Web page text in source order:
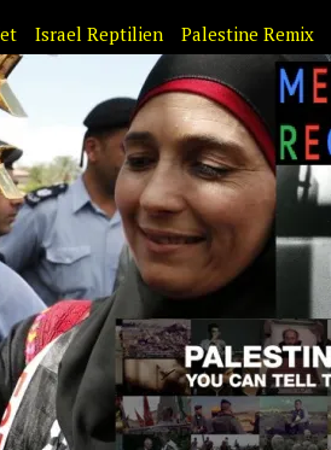
Israel Reptilien Palestine Remix